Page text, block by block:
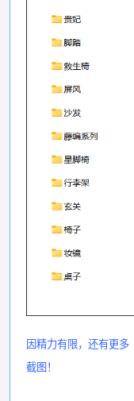
因精力有限，还有更多
截图！